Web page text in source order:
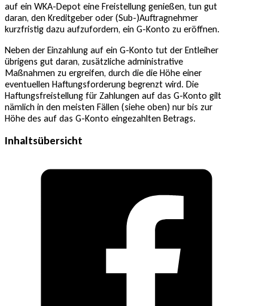
auf ein WKA-Depot eine Freistellung genießen, tun gut
daran, den Kreditgeber oder (Sub-)Auftragnehmer
kurzfristig dazu aufzufordern, ein G-Konto zu eröffnen.
Neben der Einzahlung auf ein G-Konto tut der Entleiher
übrigens gut daran, zusätzliche administrative
Maßnahmen zu ergreifen, durch die die Höhe einer
eventuellen Haftungsforderung begrenzt wird. Die
Haftungsfreistellung für Zahlungen auf das G-Konto gilt
nämlich in den meisten Fällen (siehe oben) nur bis zur
Höhe des auf das G-Konto eingezahlten Betrags.
Inhaltsübersicht